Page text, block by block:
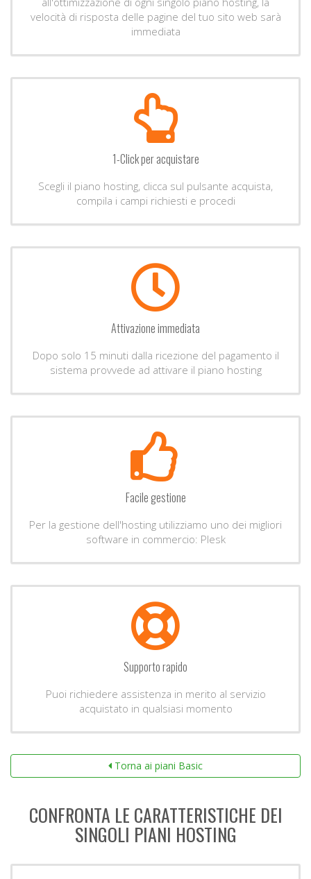
velocità di risposta delle pagine del tuo sito web sarà
immediata
1-Click per acquistare
Scegli il piano hosting, clicca sul pulsante acquista,
compila i campi richiesti e procedi
Attivazione immediata
Dopo solo 15 minuti dalla ricezione del pagamento il
sistema provvede ad attivare il piano hosting
Facile gestione
Per la gestione dell'hosting utilizziamo uno dei migliori
software in commercio: Plesk
Supporto rapido
Puoi richiedere assistenza in merito al servizio
acquistato in qualsiasi momento
Torna ai piani Basic
CONFRONTA LE CARATTERISTICHE DEI
SINGOLI PIANI HOSTING